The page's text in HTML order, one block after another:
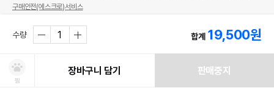
수량 합계 19,500원
찜
장바구니 담기 판매중지
구매안전(에스크로)서비스